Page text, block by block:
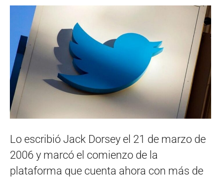
Lo escribió Jack Dorsey el 21 de marzo de
2006 y marcó el comienzo de la
plataforma que cuenta ahora con más de